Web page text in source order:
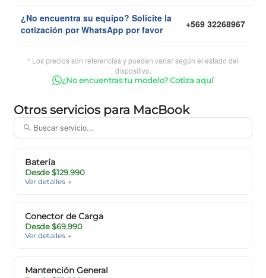
¿No encuentra su equipo? Solicite la
cotización por WhatsApp por favor
+569 32268967
* Los precios son referencias y pueden variar según el estado del
dispositivo.
¿No encuentras tu modelo? Cotiza aquí
Otros servicios para MacBook
Batería
Desde $129.990
Ver detalles →
Conector de Carga
Desde $69.990
Ver detalles →
Mantención General